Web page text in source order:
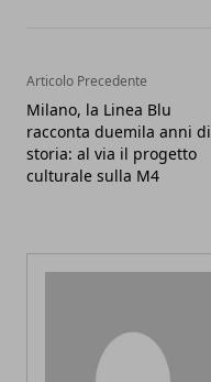
Articolo Precedente
Milano, la Linea Blu
racconta duemila anni di
storia: al via il progetto
culturale sulla M4